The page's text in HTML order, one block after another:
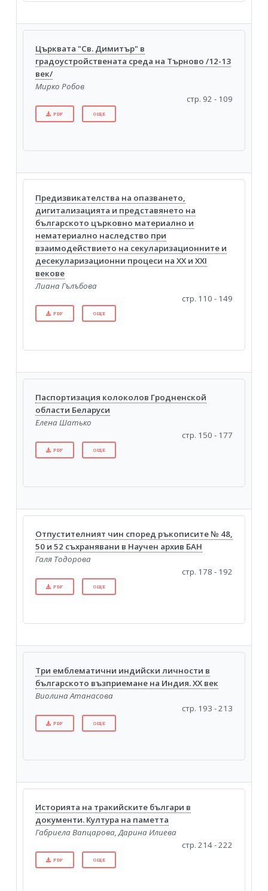
Църквата "Св. Димитър" в
градоустройствената среда на Търново /12-13
век/
Мирко Робов
стр. 92 - 109
PDF ОЩЕ
Предизвикателства на опазването,
дигитализацията и представянето на
българското църковно материално и
нематериално наследство при
взаимодействието на секуларизационните и
десекуларизационни процеси на XX и XXI
векове
Лиана Гълъбова
стр. 110 - 149
PDF ОЩЕ
Паспортизация колоколов Гродненской
области Беларуси
Елена Шатько
стр. 150 - 177
PDF ОЩЕ
Отпустителният чин според ръкописите № 48,
50 и 52 съхранявани в Научен архив БАН
Галя Тодорова
стр. 178 - 192
PDF ОЩЕ
Три емблематични индийски личности в
българското възприемане на Индия. XX век
Виолина Атанасова
стр. 193 - 213
PDF ОЩЕ
Историята на тракийските българи в
документи. Култура на паметта
Габриела Вапцарова, Дарина Илиева
стр. 214 - 222
PDF ОЩЕ